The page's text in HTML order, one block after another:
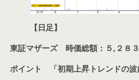
【日足】
東証マザーズ 時価総額：５,２８３
ポイント 「初期上昇トレンドの